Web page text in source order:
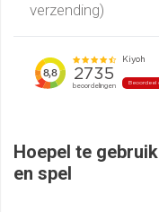
verzending)
Hoepel te
en spel